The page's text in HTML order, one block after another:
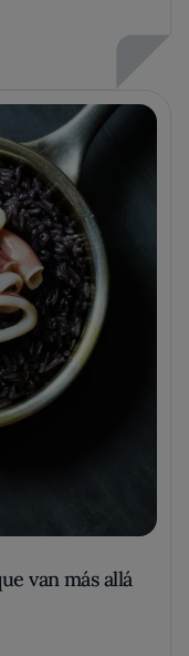
van más allá